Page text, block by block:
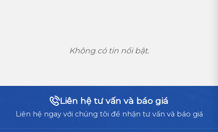
Không có tin nổi bật.
Liên hệ tư vấn và báo giá
Liên hệ ngay với chúng tôi để nhận tư vấn và báo giá